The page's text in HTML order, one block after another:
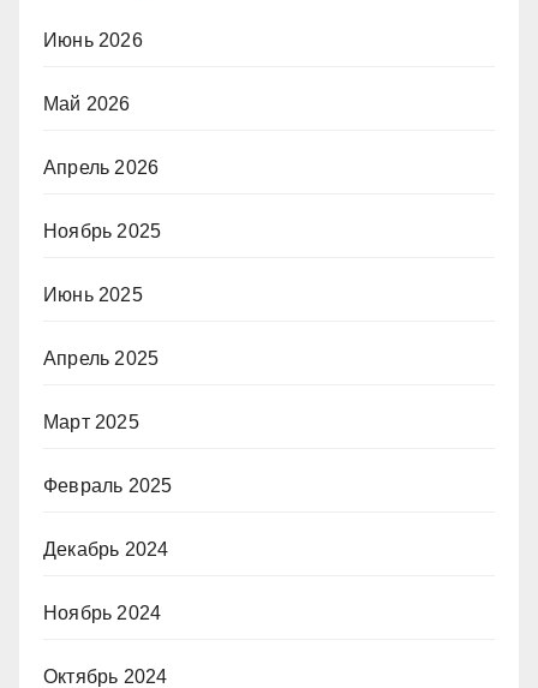
Июнь 2026
Май 2026
Апрель 2026
Ноябрь 2025
Июнь 2025
Апрель 2025
Март 2025
Февраль 2025
Декабрь 2024
Ноябрь 2024
Октябрь 2024